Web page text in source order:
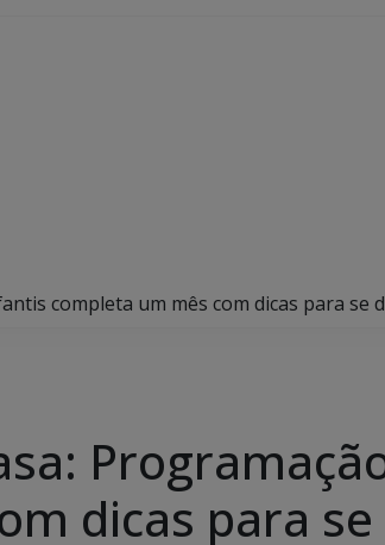
completa um mês com dicas para se
dicas para